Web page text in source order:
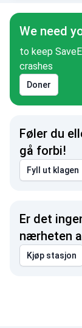
We need
to keep
crashes
Doner
Føler du
gå forbi!
Fyll ut klagen
Er det
nærheten
Kjøp stasjon